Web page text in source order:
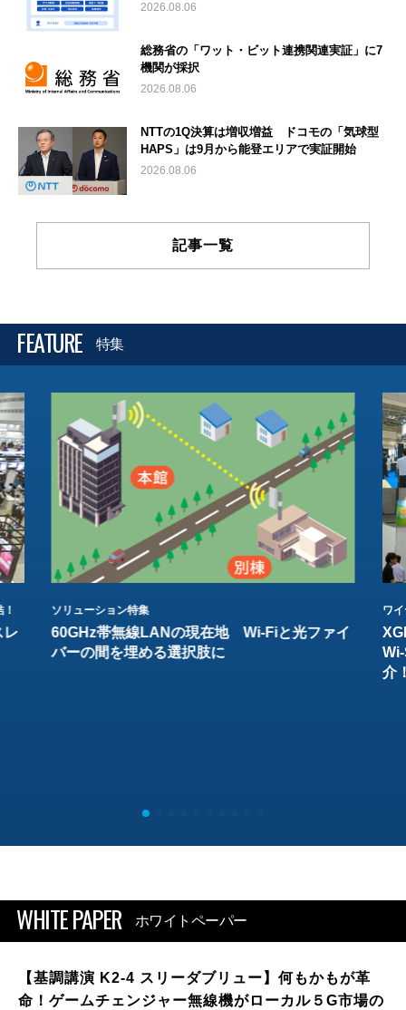
2026.08.06
総務省の「ワット・ビット連携関連実証」に7
機関が採択
2026.08.06
NTTの1Q決算は増収増益 ドコモの「気球型
HAPS」は9月から能登エリアで実証開始
2026.08.06
記事一覧
FEATURE 特集
レ
ソリューション特集
60GHz帯無線LANの現在地 Wi-Fiと光ファイ
バーの間を埋める選択肢に
ワ
介
WHITE PAPER ホワイトペーパー
【基調講演 K2-4 スリーダブリュー】何もかもが革
命！ゲームチェンジャー無線機がローカル５G市場の